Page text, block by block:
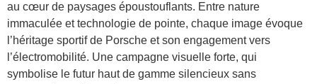
au cœur de paysages époustouflants. Entre nature
immaculée et technologie de pointe, chaque image évoque
l’héritage sportif de Porsche et son engagement vers
l’électromobilité. Une campagne visuelle forte, qui
symbolise le futur haut de gamme silencieux sans